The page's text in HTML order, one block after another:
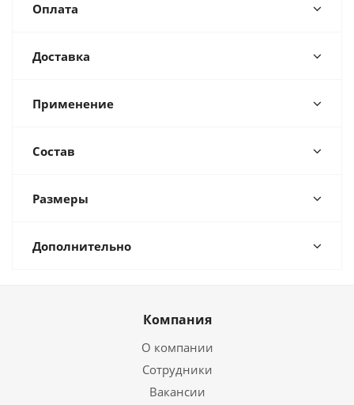
Оплата
Доставка
Применение
Состав
Размеры
Дополнительно
Компания
О компании
Сотрудники
Вакансии